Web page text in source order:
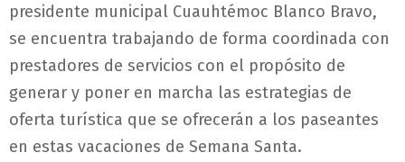
presidente municipal Cuauhtémoc Blanco Bravo,
se encuentra trabajando de forma coordinada con
prestadores de servicios con el propósito de
generar y poner en marcha las estrategias de
oferta turística que se ofrecerán a los paseantes
en estas vacaciones de Semana Santa.